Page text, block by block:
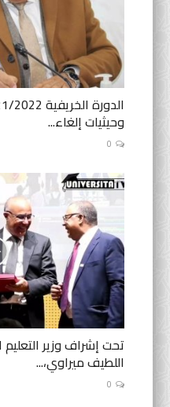
وحيثيات إلغاء...
0
تحت إشراف وزير التعليم
اللطيف ميراوي،...
0